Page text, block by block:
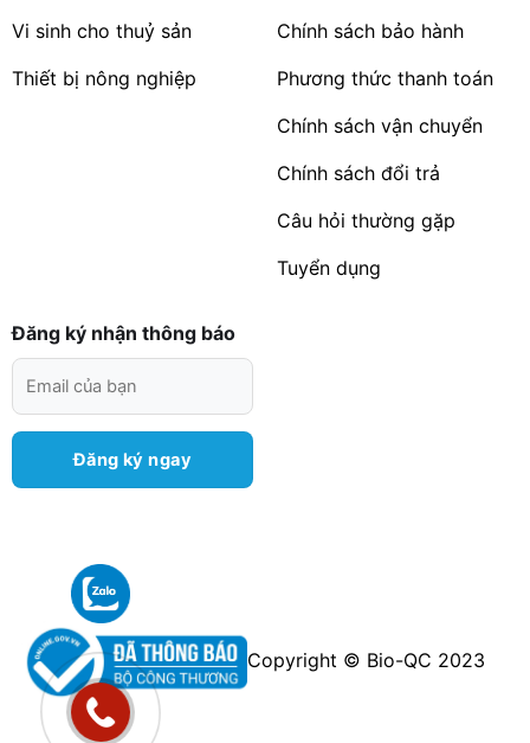
Vi sinh cho thuỷ sản
Thiết bị nông nghiệp
Chính sách bảo hành
Phương thức thanh toán
Chính sách vận chuyển
Chính sách đổi trả
Câu hỏi thường gặp
Tuyển dụng
Đăng ký nhận thông báo
Copyright © Bio-QC 2023